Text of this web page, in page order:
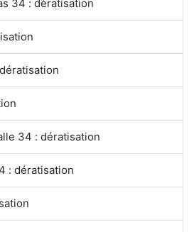
34 : dératisation
34 : dératisation
: dératisation